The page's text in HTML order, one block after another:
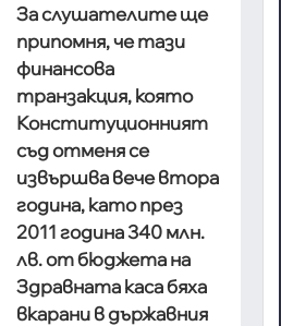
За слушателите ще
припомня, че тази
финансова
транзакция, която
Конституционният
съд отменя се
извършва вече втора
година, като през
2011 година 340 млн.
лв. от бюджета на
Здравната каса бяха
вкарани в държавния